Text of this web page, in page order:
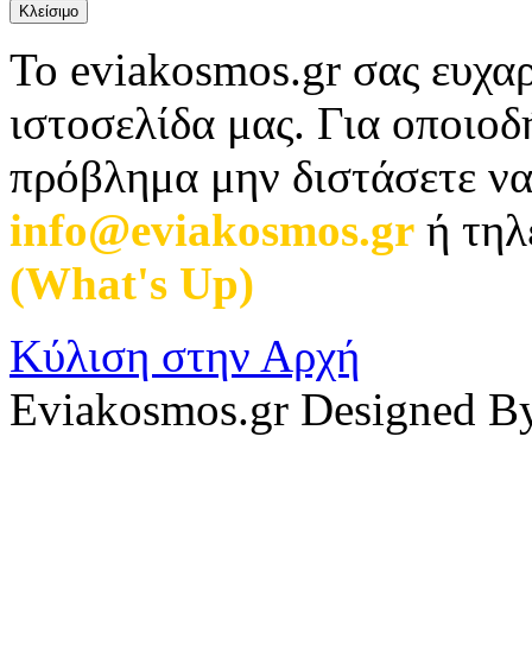
Κλείσιμο
Το eviakosmos.gr σας
ιστοσελίδα μας. Για
πρόβλημα μην διστάσετε
info@eviakosmos.gr ή
(What's Up)
Κύλιση στην Αρχή
Eviakosmos.gr Designed